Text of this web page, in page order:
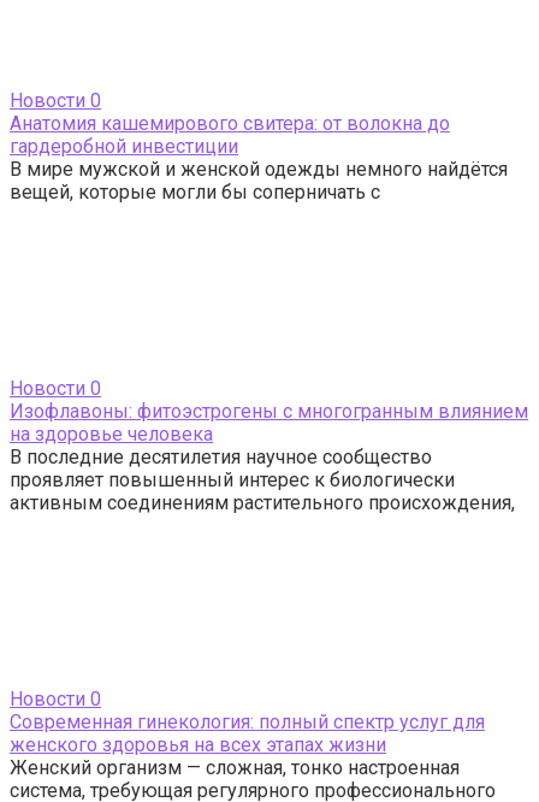
Новости 0
Анатомия кашемирового свитера: от волокна до
гардеробной инвестиции
В мире мужской и женской одежды немного найдётся
вещей, которые могли бы соперничать с
Новости 0
Изофлавоны: фитоэстрогены с многогранным влиянием
на здоровье человека
В последние десятилетия научное сообщество
проявляет повышенный интерес к биологически
активным соединениям растительного происхождения,
Новости 0
Современная гинекология: полный спектр услуг для
женского здоровья на всех этапах жизни
Женский организм — сложная, тонко настроенная
система, требующая регулярного профессионального